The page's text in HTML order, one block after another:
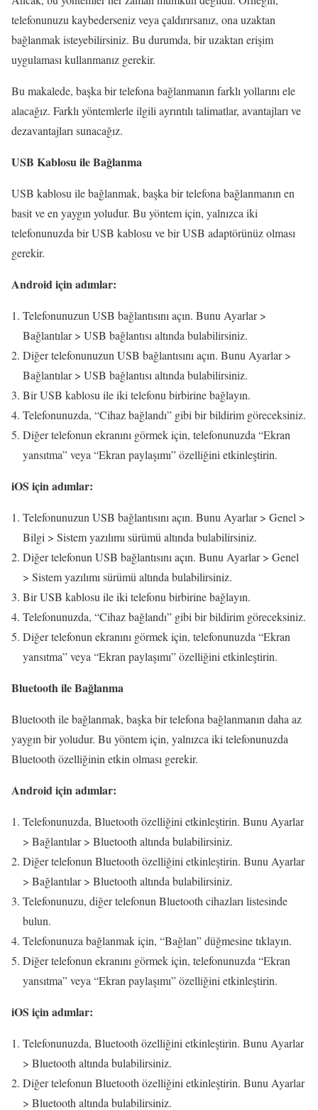
telefonunuzu kaybederseniz veya çaldırırsanız, ona uzaktan
bağlanmak isteyebilirsiniz. Bu durumda, bir uzaktan erişim
uygulaması kullanmanız gerekir.
Bu makalede, başka bir telefona bağlanmanın farklı yollarını ele
alacağız. Farklı yöntemlerle ilgili ayrıntılı talimatlar, avantajları ve
dezavantajları sunacağız.
USB Kablosu ile Bağlanma
USB kablosu ile bağlanmak, başka bir telefona bağlanmanın en
basit ve en yaygın yoludur. Bu yöntem için, yalnızca iki
telefonunuzda bir USB kablosu ve bir USB adaptörünüz olması
gerekir.
Android için adımlar:
Telefonunuzun USB bağlantısını açın. Bunu Ayarlar >
Bağlantılar > USB bağlantısı altında bulabilirsiniz.
Diğer telefonunuzun USB bağlantısını açın. Bunu Ayarlar >
Bağlantılar > USB bağlantısı altında bulabilirsiniz.
Bir USB kablosu ile iki telefonu birbirine bağlayın.
Telefonunuzda, “Cihaz bağlandı” gibi bir bildirim göreceksiniz.
Diğer telefonun ekranını görmek için, telefonunuzda “Ekran
yansıtma” veya “Ekran paylaşımı” özelliğini etkinleştirin.
iOS için adımlar:
Telefonunuzun USB bağlantısını açın. Bunu Ayarlar > Genel >
Bilgi > Sistem yazılımı sürümü altında bulabilirsiniz.
Diğer telefonun USB bağlantısını açın. Bunu Ayarlar > Genel
> Sistem yazılımı sürümü altında bulabilirsiniz.
Bir USB kablosu ile iki telefonu birbirine bağlayın.
Telefonunuzda, “Cihaz bağlandı” gibi bir bildirim göreceksiniz.
Diğer telefonun ekranını görmek için, telefonunuzda “Ekran
yansıtma” veya “Ekran paylaşımı” özelliğini etkinleştirin.
Bluetooth ile Bağlanma
Bluetooth ile bağlanmak, başka bir telefona bağlanmanın daha az
yaygın bir yoludur. Bu yöntem için, yalnızca iki telefonunuzda
Bluetooth özelliğinin etkin olması gerekir.
Android için adımlar:
Telefonunuzda, Bluetooth özelliğini etkinleştirin. Bunu Ayarlar
> Bağlantılar > Bluetooth altında bulabilirsiniz.
Diğer telefonun Bluetooth özelliğini etkinleştirin. Bunu Ayarlar
> Bağlantılar > Bluetooth altında bulabilirsiniz.
Telefonunuzu, diğer telefonun Bluetooth cihazları listesinde
bulun.
Telefonunuza bağlanmak için, “Bağlan” düğmesine tıklayın.
Diğer telefonun ekranını görmek için, telefonunuzda “Ekran
yansıtma” veya “Ekran paylaşımı” özelliğini etkinleştirin.
iOS için adımlar:
Telefonunuzda, Bluetooth özelliğini etkinleştirin. Bunu Ayarlar
> Bluetooth altında bulabilirsiniz.
Diğer telefonun Bluetooth özelliğini etkinleştirin. Bunu Ayarlar
> Bluetooth altında bulabilirsiniz.